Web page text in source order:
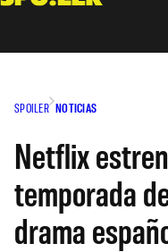
SPOILER NOTICIAS
Netflix
temporada
drama